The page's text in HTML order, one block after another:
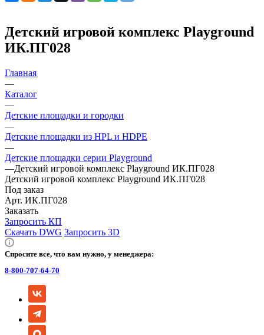
Детский игровой комплекс Playground
ИК.ПГ028
Главная
—
Каталог
—
Детские площадки и городки
—
Детские площадки из HPL и HDPE
—
Детские площадки серии Playground
—Детский игровой комплекс Playground ИК.ПГ028
Детский игровой комплекс Playground ИК.ПГ028
Под заказ
Арт. ИК.ПГ028
Заказать
Запросить КП
Скачать DWG Запросить 3D
Спросите все, что вам нужно, у менеджера:
8-800-707-64-70